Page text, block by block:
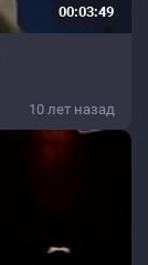
00:03:49
10 лет назад